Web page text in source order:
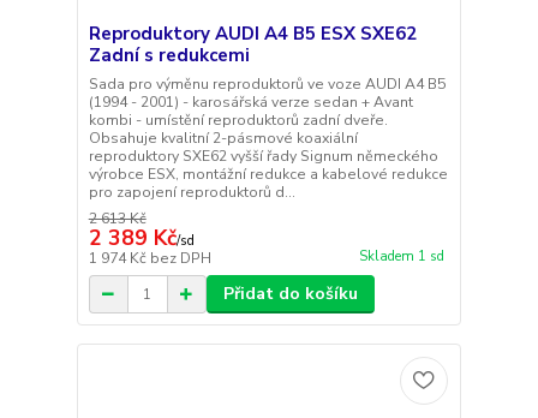
Reproduktory AUDI A4 B5 ESX SXE62
Zadní s redukcemi
Sada pro výměnu reproduktorů ve voze AUDI A4 B5
(1994 - 2001) - karosářská verze sedan + Avant
kombi - umístění reproduktorů zadní dveře.
Obsahuje kvalitní 2-pásmové koaxiální
reproduktory SXE62 vyšší řady Signum německého
výrobce ESX, montážní redukce a kabelové redukce
pro zapojení reproduktorů d...
2 613 Kč
2 389 Kč/sd
1 974 Kč bez DPH Skladem 1 sd
Přidat do košíku